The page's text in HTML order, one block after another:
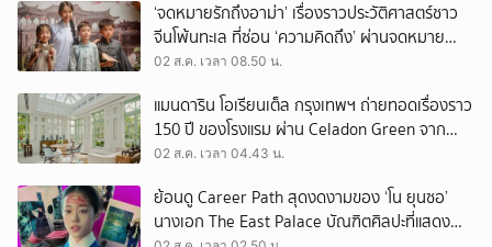
‘จดหมายรักถึงอาม่า’ เรื่องราวประวัติศาสตร์ชาว
จีนโพ้นทะเล ที่ซ่อน ‘ความคิดถึง’ ผ่านจดหมาย
‘โพยก๊วน’
02 ส.ค. เวลา 08.50 น.
แมนดาริน โอเรียนเต็ล กรุงเทพฯ ถ่ายทอดเรื่องราว
150 ปี ของโรงแรม ผ่าน Celadon Green จาก
เครื่องศิลาดล
02 ส.ค. เวลา 04.43 น.
ย้อนดู Career Path สุดงดงามของ ‘โน ยุนซอ’
นางเอก The East Palace บัณฑิตศิลปะที่แสดง